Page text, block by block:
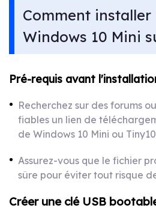
Comment
Windows 10 Mini
Pré-requis avant
Recherchez sur des forums
fiables un lien de
de Windows 10 Mini ou
Assurez-vous que le fichier
sûre pour éviter tout risque
Créer une clé USB